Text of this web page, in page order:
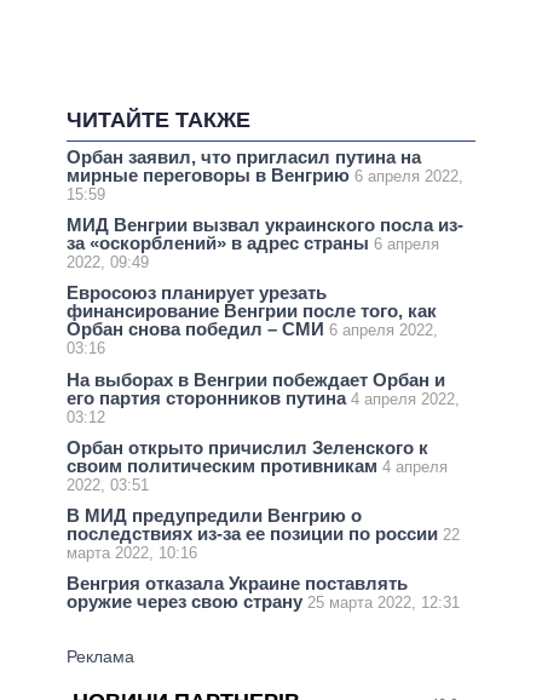
ЧИТАЙТЕ ТАКЖЕ
Орбан заявил, что пригласил путина на
мирные переговоры в Венгрию 6 апреля 2022,
15:59
МИД Венгрии вызвал украинского посла из-
за «оскорблений» в адрес страны 6 апреля
2022, 09:49
Евросоюз планирует урезать
финансирование Венгрии после того, как
Орбан снова победил – СМИ 6 апреля 2022,
03:16
На выборах в Венгрии побеждает Орбан и
его партия сторонников путина 4 апреля 2022,
03:12
Орбан открыто причислил Зеленского к
своим политическим противникам 4 апреля
2022, 03:51
В МИД предупредили Венгрию о
последствиях из-за ее позиции по россии 22
марта 2022, 10:16
Венгрия отказала Украине поставлять
оружие через свою страну 25 марта 2022, 12:31